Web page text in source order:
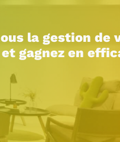
la gestion de
gagnez en